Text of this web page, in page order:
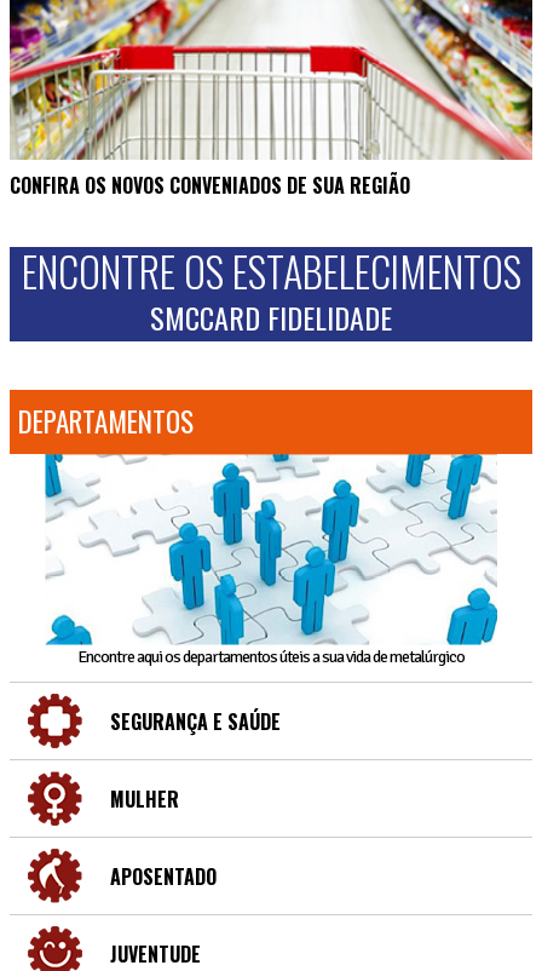
CONFIRA OS NOVOS CONVENIADOS DE SUA REGIÃO
ENCONTRE OS ESTABELECIMENTOS
SMCCARD FIDELIDADE
DEPARTAMENTOS
Encontre aqui os departamentos úteis a sua vida de metalúrgico
SEGURANÇA E SAÚDE
MULHER
APOSENTADO
JUVENTUDE